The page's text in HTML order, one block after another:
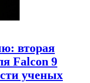
вторая
Falcon 9
ученых